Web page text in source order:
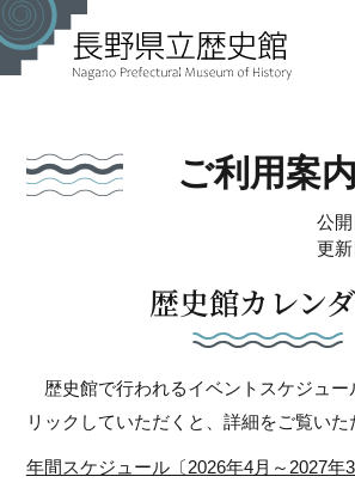
ご利用案内
公
更
歴史館カレン
歴史館で行われるイベントスケジュー
リックしていただくと、詳細をご覧いた
年間スケジュール〔2026年4月～2027年